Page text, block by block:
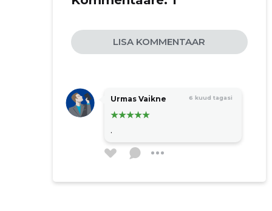
LISA KOMMENTAAR
Urmas Vaikne 6 kuud tagasi
.